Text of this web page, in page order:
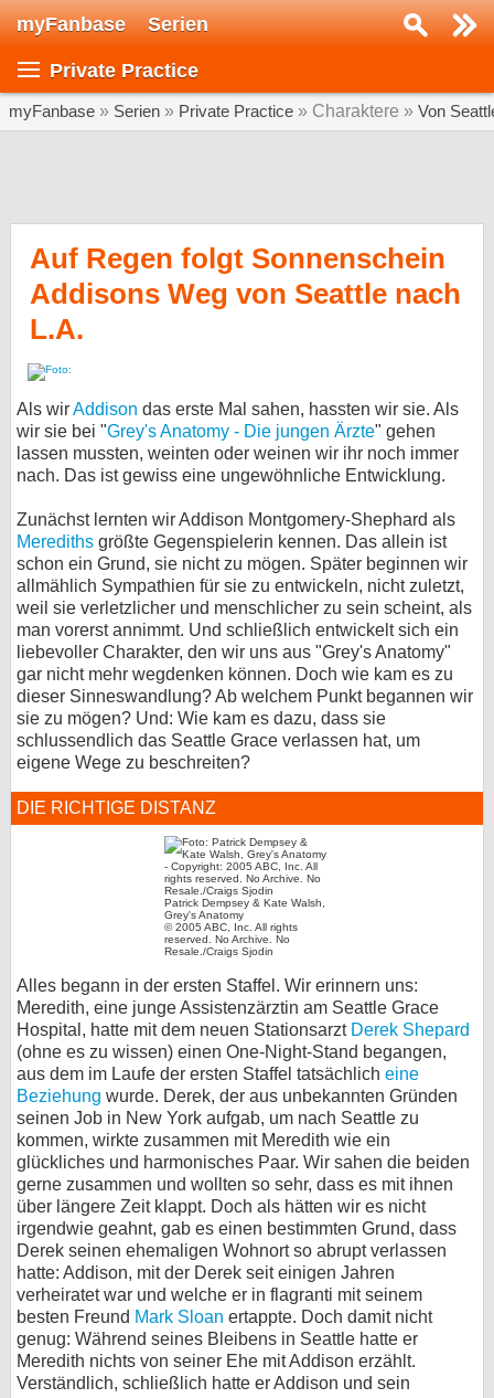
myFanbase Serien
Private Practice
myFanbase » Serien » Private Practice » Charaktere » Von
Auf Regen folgt Sonnenschein
Addisons Weg von Seattle nach
L.A.
Als wirAddison das erste Mal sahen, hassten wir sie. Als
wir sie bei "Grey's Anatomy - Die jungen Ärzte" gehen
lassen mussten, weinten oder weinen wir ihr noch immer
nach. Das ist gewiss eine ungewöhnliche Entwicklung.
Zunächst lernten wir Addison Montgomery-Shephard als
Merediths größte Gegenspielerin kennen. Das allein ist
schon ein Grund, sie nicht zu mögen. Später beginnen wir
allmählich Sympathien für sie zu entwickeln, nicht zuletzt,
weil sie verletzlicher und menschlicher zu sein scheint, als
man vorerst annimmt. Und schließlich entwickelt sich ein
liebevoller Charakter, den wir uns aus "Grey's Anatomy"
gar nicht mehr wegdenken können. Doch wie kam es zu
dieser Sinneswandlung? Ab welchem Punkt begannen wir
sie zu mögen? Und: Wie kam es dazu, dass sie
schlussendlich das Seattle Grace verlassen hat, um
eigene Wege zu beschreiten?
DIE RICHTIGE DISTANZ
Patrick Dempsey & Kate Walsh,
Grey's Anatomy
© 2005 ABC, Inc. All rights
reserved. No Archive. No
Resale./Craigs Sjodin
Alles begann in der ersten Staffel. Wir erinnern uns:
Meredith, eine junge Assistenzärztin am Seattle Grace
Hospital, hatte mit dem neuen Stationsarzt Derek Shepard
(ohne es zu wissen) einen One-Night-Stand begangen,
aus dem im Laufe der ersten Staffel tatsächlich eine
Beziehung wurde. Derek, der aus unbekannten Gründen
seinen Job in New York aufgab, um nach Seattle zu
kommen, wirkte zusammen mit Meredith wie ein
glückliches und harmonisches Paar. Wir sahen die beiden
gerne zusammen und wollten so sehr, dass es mit ihnen
über längere Zeit klappt. Doch als hätten wir es nicht
irgendwie geahnt, gab es einen bestimmten Grund, dass
Derek seinen ehemaligen Wohnort so abrupt verlassen
hatte: Addison, mit der Derek seit einigen Jahren
verheiratet war und welche er in flagranti mit seinem
besten Freund Mark Sloan ertappte. Doch damit nicht
genug: Während seines Bleibens in Seattle hatte er
Meredith nichts von seiner Ehe mit Addison erzählt.
Verständlich, schließlich hatte er Addison und sein
Serie suchen...
SERIEN
Veranstaltungen
Gewinnspiele
Forum
bei X
bei Facebook
Kontakt
Nutzungsbedingungen
Datenschutz
Impressum
Desktop-Ansicht
myFanbase